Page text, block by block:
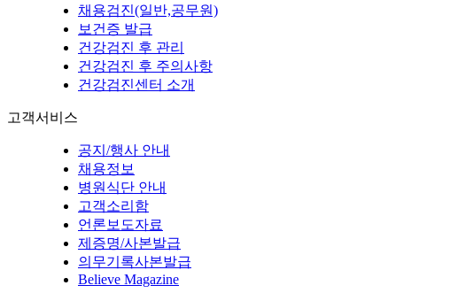
채용검진(일반,공무원)
보건증 발급
건강검진 후 관리
건강검진 후 주의사항
건강검진센터 소개
고객서비스
공지/행사 안내
채용정보
병원식단 안내
고객소리함
언론보도자료
제증명/사본발급
의무기록사본발급
Believe Magazine